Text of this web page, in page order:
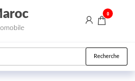
0
Recherche